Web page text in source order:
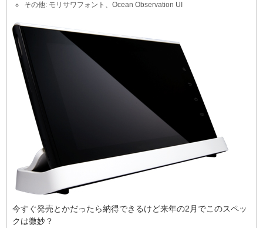
その他: モリサワフォント、Ocean Observation UI
今すぐ発売とかだったら納得できるけど来年の2月でこのスペッ
クは微妙？